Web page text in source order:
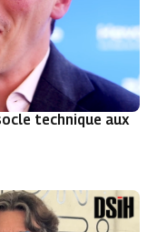
technique aux